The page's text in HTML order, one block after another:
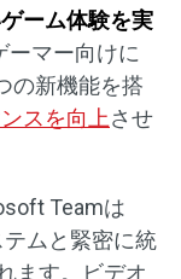
ーム体験を実
ーマー向けに
の新機能を搭
スを向上させ
Teamは
ムと緊密に統
ます。ビデオ